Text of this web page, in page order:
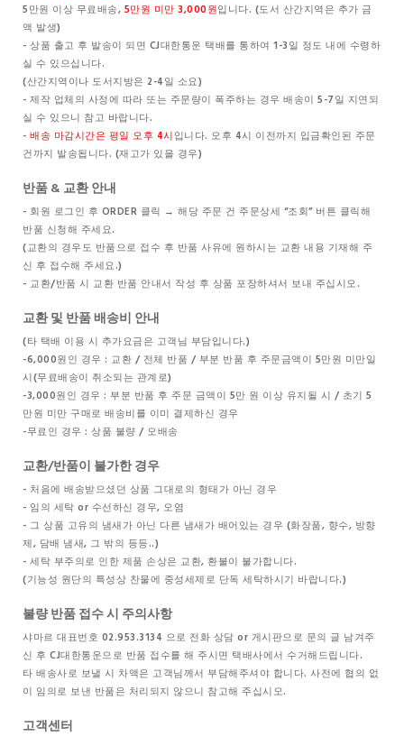
5만원 이상 무료배송, 5만원 미만 3,000원입니다. (도서 산간지역은 추가 금
액 발생)
- 상품 출고 후 발송이 되면 CJ대한통운 택배를 통하여 1-3일 정도 내에 수령하
실 수 있으십니다.
(산간지역이나 도서지방은 2-4일 소요)
- 제작 업체의 사정에 따라 또는 주문량이 폭주하는 경우 배송이 5-7일 지연되
실 수 있으니 참고 바랍니다.
- 배송 마감시간은 평일 오후 4시 입니다. 오후 4시 이전까지 입금확인된 주문
건까지 발송됩니다. (재고가 있을 경우)
반품 & 교환 안내
- 회원 로그인 후 ORDER 클릭 → 해당 주문 건 주문상세 “조회” 버튼 클릭해
반품 신청해 주세요.
(교환의 경우도 반품으로 접수 후 반품 사유에 원하시는 교환 내용 기재해 주
신 후 접수해 주세요.)
- 교환/반품 시 교환 반품 안내서 작성 후 상품 포장하셔서 보내 주십시오.
교환 및 반품 배송비 안내
(타 택배 이용 시 추가요금은 고객님 부담입니다.)
-6,000원인 경우 : 교환 / 전체 반품 / 부분 반품 후 주문금액이 5만원 미만일
시(무료배송이 취소되는 관계로)
-3,000원인 경우 : 부분 반품 후 주문 금액이 5만 원 이상 유지될 시 / 초기 5
만원 미만 구매로 배송비를 이미 결제하신 경우
-무료인 경우 : 상품 불량 / 오배송
교환/반품이 불가한 경우
- 처음에 배송받으셨던 상품 그대로의 형태가 아닌 경우
- 임의 세탁 or 수선하신 경우, 오염
- 그 상품 고유의 냄새가 아닌 다른 냄새가 배어있는 경우 (화장품, 향수, 방향
제, 담배 냄새, 그 밖의 등등..)
- 세탁 부주의로 인한 제품 손상은 교환, 환불이 불가합니다.
(기능성 원단의 특성상 찬물에 중성세제로 단독 세탁하시기 바랍니다.)
불량 반품 접수 시 주의사항
샤마르 대표번호 02.953.3134 으로 전화 상담 or 게시판으로 문의 글 남겨주
신 후 CJ대한통운으로 반품 접수를 해 주시면 택배사에서 수거해드립니다.
타 배송사로 보낼 시 차액은 고객님께서 부담해주셔야 합니다. 사전에 협의 없
이 임의로 보낸 반품은 처리되지 않으니 참고해 주십시오.
고객센터